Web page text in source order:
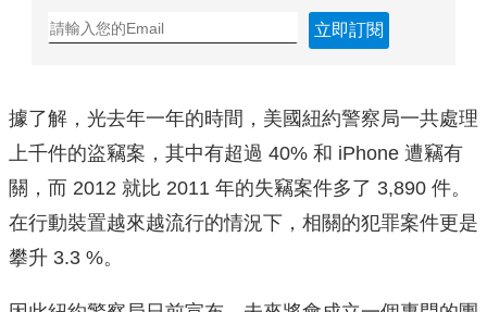
立即訂閱
據了解，光去年一年的時間，美國紐約警察局一共處理
上千件的盜竊案，其中有超過 40% 和 iPhone 遭竊有
關，而 2012 就比 2011 年的失竊案件多了 3,890 件。
在行動裝置越來越流行的情況下，相關的犯罪案件更是
攀升 3.3 %。